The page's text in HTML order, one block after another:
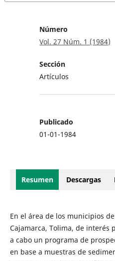
Número
Vol. 27 Núm. 1 (1984)
Sección
Artículos
Publicado
01-01-1984
Resumen Descargas
En el área de los municipios
Cajamarca, Tolima, de interés
a cabo un programa de
en base a muestras de